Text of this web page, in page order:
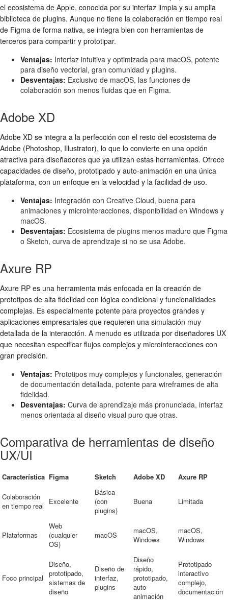
el ecosistema de Apple, conocida por su interfaz limpia y su amplia
biblioteca de plugins. Aunque no tiene la colaboración en tiempo real
de Figma de forma nativa, se integra bien con herramientas de
terceros para compartir y prototipar.
Ventajas: Interfaz intuitiva y optimizada para macOS, potente
para diseño vectorial, gran comunidad y plugins.
Desventajas: Exclusivo de macOS, las funciones de
colaboración son menos fluidas que en Figma.
Adobe XD
Adobe XD se integra a la perfección con el resto del ecosistema de
Adobe (Photoshop, Illustrator), lo que lo convierte en una opción
atractiva para diseñadores que ya utilizan estas herramientas. Ofrece
capacidades de diseño, prototipado y auto-animación en una única
plataforma, con un enfoque en la velocidad y la facilidad de uso.
Ventajas: Integración con Creative Cloud, buena para
animaciones y microinteracciones, disponibilidad en Windows y
macOS.
Desventajas: Ecosistema de plugins menos maduro que Figma
o Sketch, curva de aprendizaje si no se usa Adobe.
Axure RP
Axure RP es una herramienta más enfocada en la creación de
prototipos de alta fidelidad con lógica condicional y funcionalidades
complejas. Es especialmente potente para proyectos grandes y
aplicaciones empresariales que requieren una simulación muy
detallada de la interacción. A menudo es utilizada por diseñadores UX
que necesitan especificar flujos complejos y microinteracciones con
gran precisión.
Ventajas: Prototipos muy complejos y funcionales, generación
de documentación detallada, potente para wireframes de alta
fidelidad.
Desventajas: Curva de aprendizaje más pronunciada, interfaz
menos orientada al diseño visual puro que otras.
Comparativa de herramientas de diseño
UX/UI
Característica Figma Sketch Adobe XD Axure RP
Colaboración
en tiempo real
Excelente
Básica
(con
plugins)
Buena Limitada
Plataformas
Web
(cualquier
OS)
macOS
macOS,
Windows
macOS,
Windows
Foco principal
Diseño,
prototipado,
sistemas de
diseño
Diseño de
interfaz,
plugins
Diseño
rápido,
prototipado,
auto-
animación
Prototipado
interactivo
complejo,
documentación